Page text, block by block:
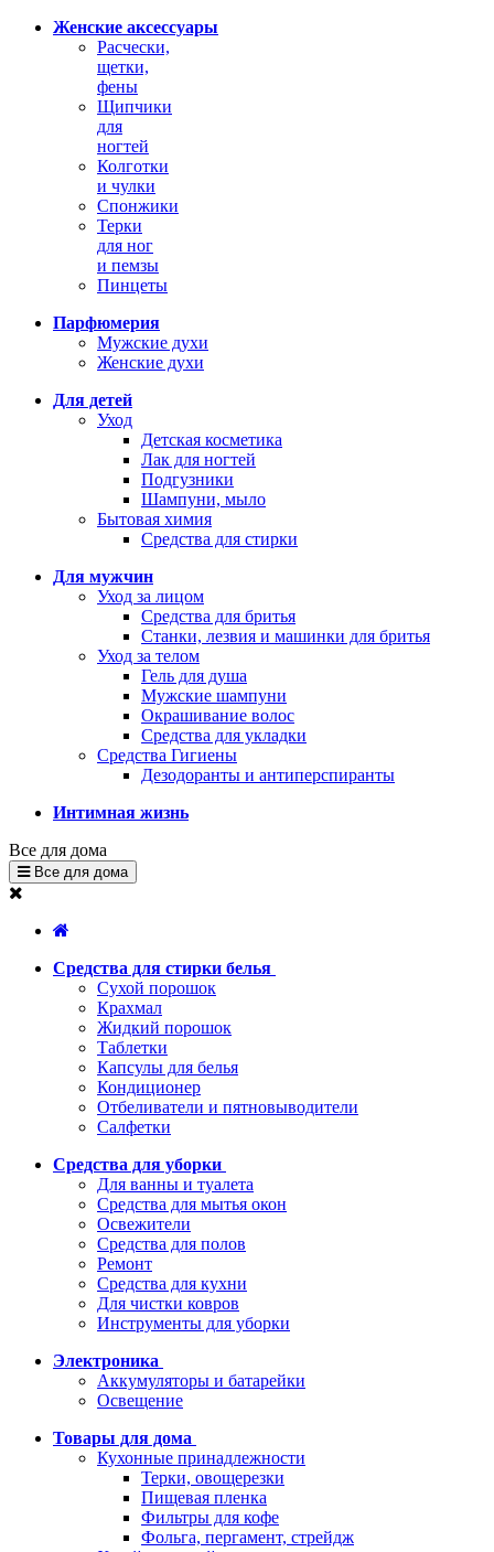
Женские аксессуары
Расчески,
щетки,
фены
Щипчики
для
ногтей
Колготки
и чулки
Спонжики
Терки
для ног
и пемзы
Пинцеты
Парфюмерия
Мужские духи
Женские духи
Для детей
Уход
Детская косметика
Лак для ногтей
Подгузники
Шампуни, мыло
Бытовая химия
Средства для стирки
Для мужчин
Уход за лицом
Средства для бритья
Станки, лезвия и машинки для бритья
Уход за телом
Гель для душа
Мужские шампуни
Окрашивание волос
Средства для укладки
Средства Гигиены
Дезодоранты и антиперспиранты
Интимная жизнь
Все для дома
Все для дома
Средства для стирки белья
Сухой порошок
Крахмал
Жидкий порошок
Таблетки
Капсулы для белья
Кондиционер
Отбеливатели и пятновыводители
Салфетки
Средства для уборки
Для ванны и туалета
Средства для мытья окон
Освежители
Средства для полов
Ремонт
Средства для кухни
Для чистки ковров
Инструменты для уборки
Электроника
Аккумуляторы и батарейки
Освещение
Товары для дома
Кухонные принадлежности
Терки, овощерезки
Пищевая пленка
Фильтры для кофе
Фольга, пергамент, стрейдж